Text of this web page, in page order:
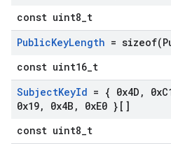
const uint8_t
PublicKeyLength = sizeof(
const uint16_t
SubjectKeyId = { 0x4D , 0x
0x19, 0x4B , 0xE0 }[]
const uint8_t